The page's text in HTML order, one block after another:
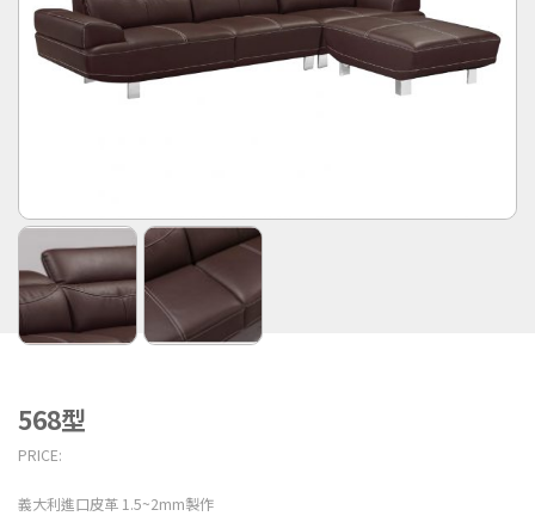
568型
PRICE:
義大利進口皮革 1.5~2mm製作